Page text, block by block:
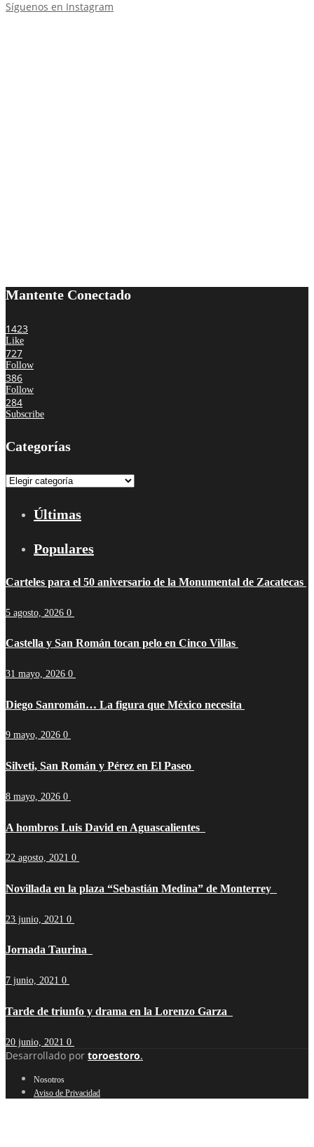
Síguenos en Instagram
Mantente Conectado
1423
Like
727
Follow
386
Follow
284
Subscribe
Categorías
Categorías
Últimas
Populares
Carteles para el 50 aniversario de la Monumental de Zacatecas
5 agosto, 2026 0
Castella y San Román tocan pelo en Cinco Villas
31 mayo, 2026 0
Diego Sanromán… La figura que México necesita
9 mayo, 2026 0
Silveti, San Román y Pérez en El Paseo
8 mayo, 2026 0
A hombros Luis David en Aguascalientes
22 agosto, 2021 0
Novillada en la plaza “Sebastián Medina” de Monterrey
23 junio, 2021 0
Jornada Taurina
7 junio, 2021 0
Tarde de triunfo y drama en la Lorenzo Garza
20 junio, 2021 0
Desarrollado por toroestoro.
Nosotros
Aviso de Privacidad